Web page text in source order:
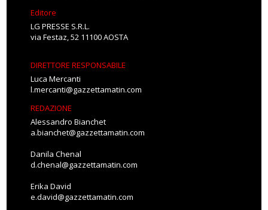
Editore
LG PRESSE S.R.L.
via Festaz, 52 11100 AOSTA
DIRETTORE RESPONSABILE
Luca Mercanti
l.mercanti@gazzettamatin.com
REDAZIONE
Alessandro Bianchet
a.bianchet@gazzettamatin.com
Danila Chenal
d.chenal@gazzettamatin.com
Erika David
e.david@gazzettamatin.com